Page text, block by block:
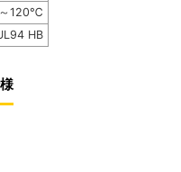
120℃
HB